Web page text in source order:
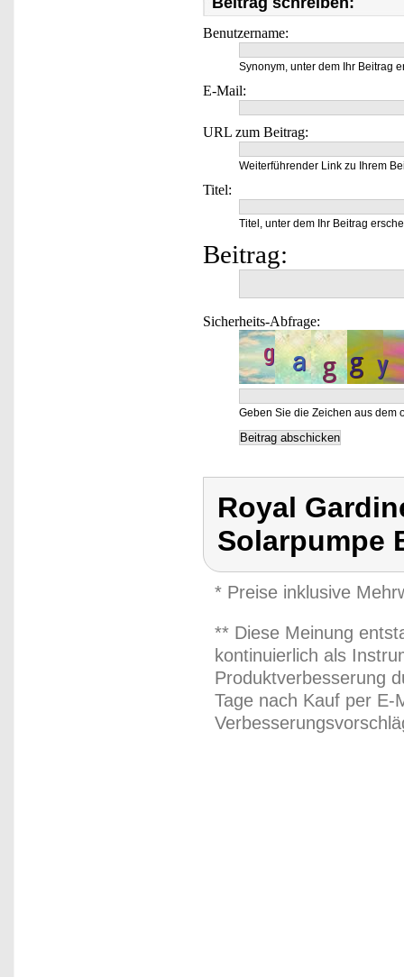
Benutzername:
Synonym, unter dem Ihr Beitrag
E-Mail:
URL zum Beitrag:
Weiterführender Link zu Ihrem
Titel:
Titel, unter dem Ihr Beitrag
Beitrag:
Sicherheits-Abfrage:
Geben Sie die Zeichen aus dem
Royal
Solarpumpe
* Preise inklusive
** Diese Meinung
kontinuierlich als
Produktverbesserung
Tage nach Kauf per E-